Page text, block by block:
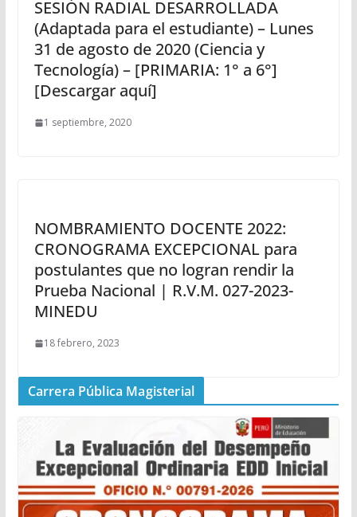
SESIÓN RADIAL DESARROLLADA
(Adaptada para el estudiante) – Lunes
31 de agosto de 2020 (Ciencia y
Tecnología) – [PRIMARIA: 1° a 6°]
[Descargar aquí]
1 septiembre, 2020
NOMBRAMIENTO DOCENTE 2022:
CRONOGRAMA EXCEPCIONAL para
postulantes que no logran rendir la
Prueba Nacional | R.V.M. 027-2023-
MINEDU
18 febrero, 2023
Carrera Pública Magisterial